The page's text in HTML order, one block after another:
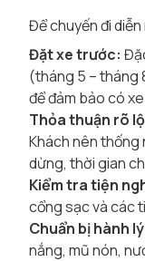
Để chuyến đi
Đặt xe trước:
(tháng 5 – tháng
để đảm bảo có
Thỏa thuận rõ
Khách nên thống
dừng, thời gian
Kiểm tra tiện
cổng sạc và các
Chuẩn bị hành
nắng, mũ nón,